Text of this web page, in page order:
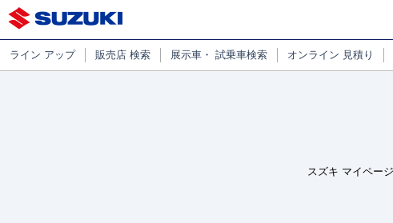
ライン アップ 販売店 検索 展示車・ 試乗車検索 オンライン 見積り
スズキ マイペー